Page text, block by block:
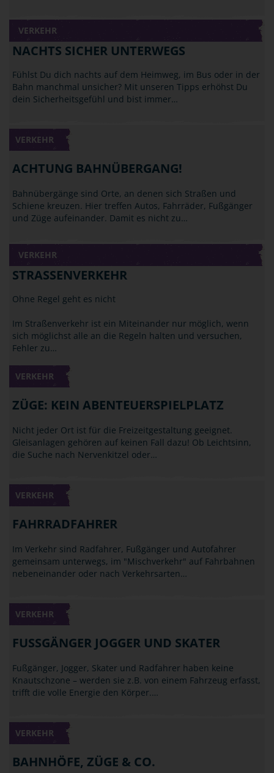
VERKEHR
NACHTS SICHER UNTERWEGS
Fühlst Du dich nachts auf dem Heimweg, im Bus oder in der
Bahn manchmal unsicher? Mit unseren Tipps erhöhst Du
dein Sicherheitsgefühl und bist immer…
VERKEHR
ACHTUNG BAHNÜBERGANG!
Bahnübergänge sind Orte, an denen sich Straßen und
Schiene kreuzen. Hier treffen Autos, Fahrräder, Fußgänger
und Züge aufeinander. Damit es nicht zu…
VERKEHR
STRASSENVERKEHR
Ohne Regel geht es nicht
Im Straßenverkehr ist ein Miteinander nur möglich, wenn
sich möglichst alle an die Regeln halten und versuchen,
Fehler zu…
VERKEHR
ZÜGE: KEIN ABENTEUERSPIELPLATZ
Nicht jeder Ort ist für die Freizeitgestaltung geeignet.
Gleisanlagen gehören auf keinen Fall dazu! Ob Leichtsinn,
die Suche nach Nervenkitzel oder…
VERKEHR
FAHRRADFAHRER
Im Verkehr sind Radfahrer, Fußgänger und Autofahrer
gemeinsam unterwegs, im "Mischverkehr" auf Fahrbahnen
nebeneinander oder nach Verkehrsarten…
VERKEHR
FUSSGÄNGER JOGGER UND SKATER
Fußgänger, Jogger, Skater und Radfahrer haben keine
Knautschzone – werden sie z.B. von einem Fahrzeug erfasst,
trifft die volle Energie den Körper.…
VERKEHR
BAHNHÖFE, ZÜGE & CO.